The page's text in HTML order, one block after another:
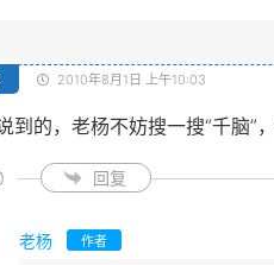
2010年8月1日 上午10:03
到的，老杨不妨搜一搜“千脑”
回复
老杨 作者